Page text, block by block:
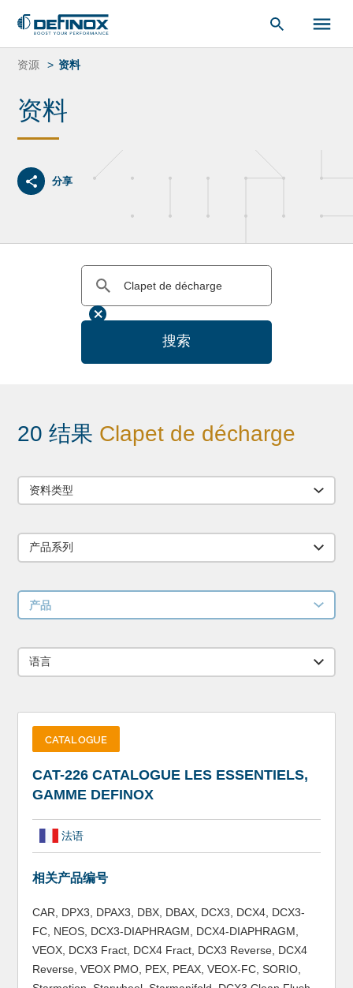
跳
内
容
索：
资源 资料
资料
分享
搜索
20 结果 Clapet de décharge
资料类型
产品系列
产品
语言
CATALOGUE
CAT-226 CATALOGUE LES ESSENTIELS,
GAMME DEFINOX
法语
相关产品编号
CAR, DPX3, DPAX3, DBX, DBAX, DCX3, DCX4, DCX3-
FC, NEOS, DCX3-DIAPHRAGM, DCX4-DIAPHRAGM,
VEOX, DCX3 Fract, DCX4 Fract, DCX3 Reverse, DCX4
Reverse, VEOX PMO, PEX, PEAX, VEOX-FC, SORIO,